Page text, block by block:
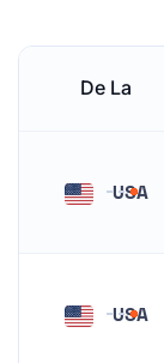
De La
USA
USA